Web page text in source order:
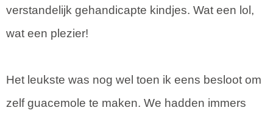
verstandelijk gehandicapte kindjes. Wat een lol,
wat een plezier!
Het leukste was nog wel toen ik eens besloot om
zelf guacemole te maken. We hadden immers